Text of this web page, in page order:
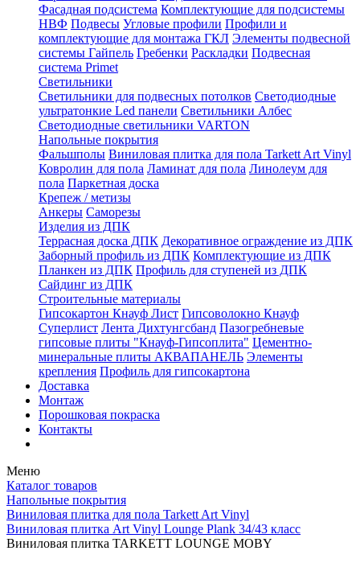
Фасадная подсистема Комплектующие для подсистемы
НВФ Подвесы Угловые профили Профили и
комплектующие для монтажа ГКЛ Элементы подвесной
системы Гайпель Гребенки Раскладки Подвесная
система Primet
Светильники
Светильники для подвесных потолков Светодиодные
ультратонкие Led панели Светильники Албес
Светодиодные светильники VARTON
Напольные покрытия
Фальшполы Виниловая плитка для пола Tarkett Art Vinyl
Ковролин для пола Ламинат для пола Линолеум для
пола Паркетная доска
Крепеж / метизы
Анкеры Саморезы
Изделия из ДПК
Террасная доска ДПК Декоративное ограждение из ДПК
Заборный профиль из ДПК Комплектующие из ДПК
Планкен из ДПК Профиль для ступеней из ДПК
Сайдинг из ДПК
Строительные материалы
Гипсокартон Кнауф Лист Гипсоволокно Кнауф
Суперлист Лента Дихтунгсбанд Пазогребневые
гипсовые плиты "Кнауф-Гипсоплита" Цементно-
минеральные плиты АКВАПАНЕЛЬ Элементы
крепления Профиль для гипсокартона
Доставка
Монтаж
Порошковая покраска
Контакты
Меню
Каталог товаров
Напольные покрытия
Виниловая плитка для пола Tarkett Art Vinyl
Виниловая плитка Art Vinyl Lounge Plank 34/43 класс
Виниловая плитка TARKETT LOUNGE MOBY